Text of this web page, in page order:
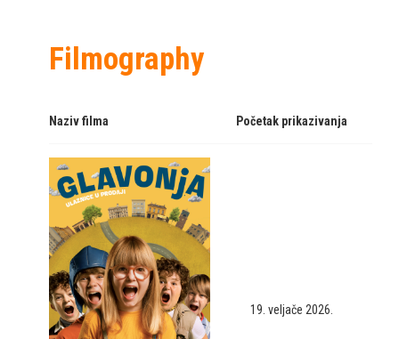
Filmography
Naziv filma Početak prikazivanja
19. veljače 2026.